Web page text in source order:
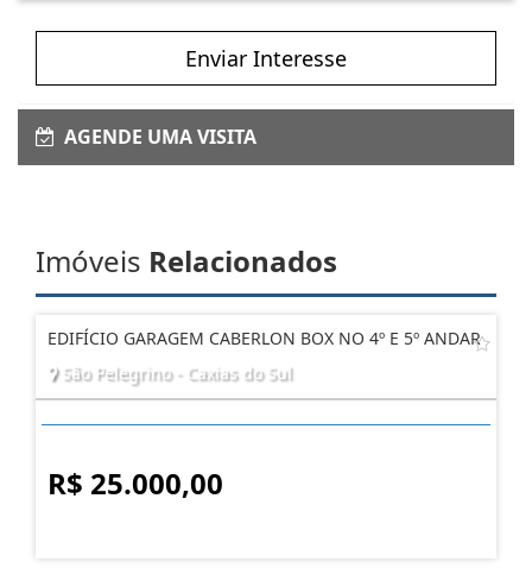
Enviar Interesse
AGENDE UMA VISITA
Imóveis Relacionados
EDIFÍCIO GARAGEM CABERLON BOX NO 4º E 5º ANDAR
São Pelegrino - Caxias do Sul
R$ 25.000,00